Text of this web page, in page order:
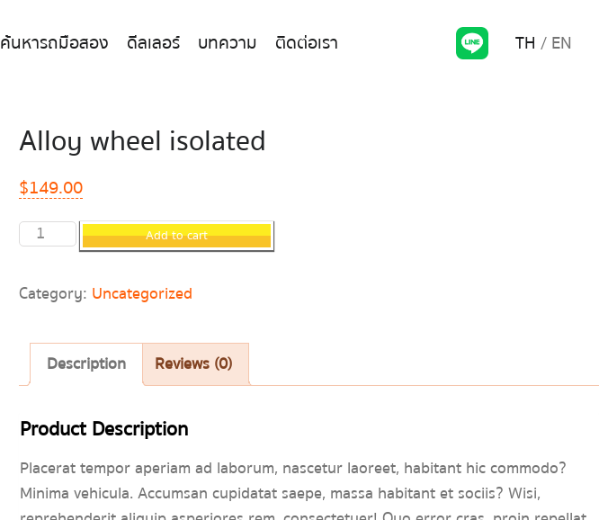
ค้นหารถมือสอง ดีลเลอร์ บทความ ติดต่อเรา TH EN
Alloy wheel isolated
$149.00
Quantity Add to cart
Category: Uncategorized
Description Reviews (0)
Product Description
Placerat tempor aperiam ad laborum, nascetur laoreet, habitant hic commodo?
Minima vehicula. Accumsan cupidatat saepe, massa habitant et sociis? Wisi,